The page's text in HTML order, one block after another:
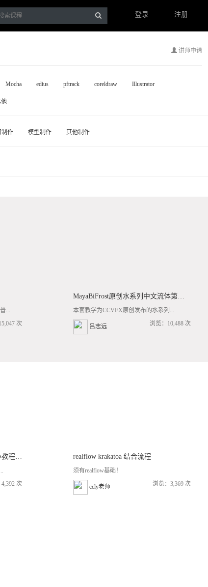
登录 注册
讲师申请
Mocha edius pftrack coreldraw Illustrator
制作 模型制作 其他制作
...
次
MayaBiFrost原创水系列中文流体第三套BF基础/高阶案例全流程教学
本套教学为CCVFX原创发布的水系列...
吕志远 浏览：10,488 次
中文字幕《 C4D精品实例效果小教程合集》
次
realflow krakatoa 结合流程
须有realflow基础！
ccly老师 浏览：3,369 次